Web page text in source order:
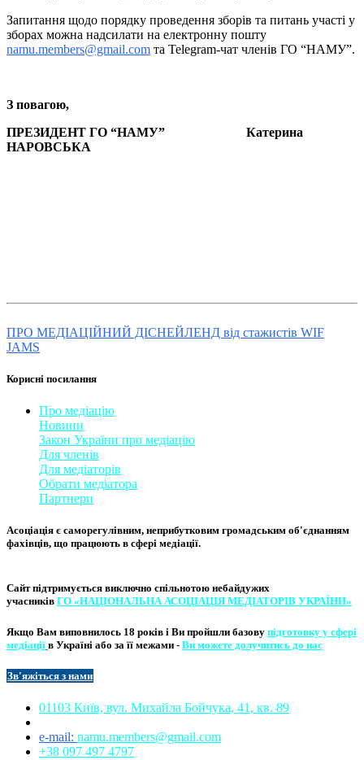
Запитання щодо порядку проведення зборів та питань участі у
зборах можна надсилати на електронну пошту
namu.members@gmail.com та Telegram-чат членів ГО “НАМУ”.
З повагою,
ПРЕЗИДЕНТ ГО “НАМУ” Катерина
НАРОВСЬКА
ПРО МЕДІАЦІЙНИЙ ДІСНЕЙЛЕНД від стажистів WIF
JAMS
Корисні посилання
Про медіацію
Новини
Закон України про медіаці​ю
Для членів
Для медіаторів
Обрати медіатора
Партнери
Асоціація є саморегулівним, неприбутковим громадським об'єднанням
фахівців, що працюють в сфері медіації. ​
Сайт підтримується виключно спільнотою небайдужих
учасників ГО «НАЦІОНАЛЬНА АСОЦІ​АЦІЯ МЕ​​ДІАТОРІВ УКРА​ЇНИ»
Якщо Вам виповнилось 18 років і Ви пройшли базову підготовку у сфері
медіації в Україні або за її межами - Ви можете долучитись до нас
Зв'яжіться з нами​​
01103 Київ, вул. Михайла Бойчука, 41, кв. 89​
e-mail: namu.members@gmail.com​
+38 097 497 4797